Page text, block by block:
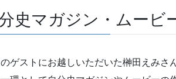
史マガジン・ムービ
ゲストにお越しいただいた榊田えみさ